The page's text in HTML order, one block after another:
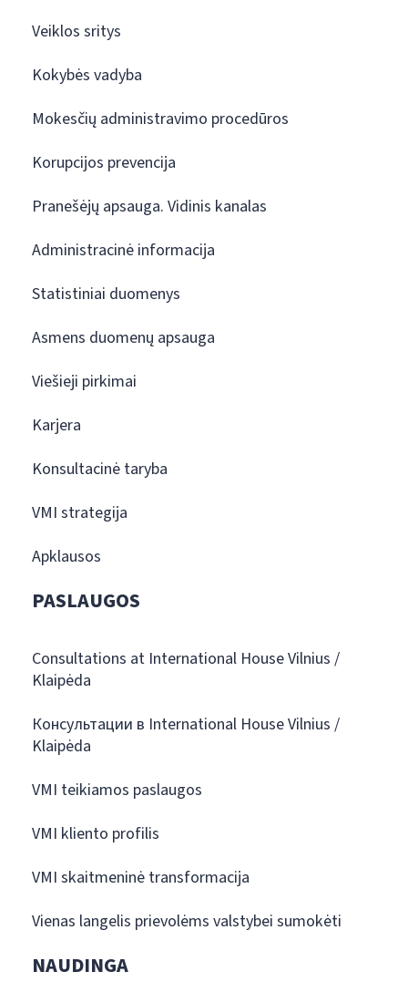
Veiklos sritys
Kokybės vadyba
Mokesčių administravimo procedūros
Korupcijos prevencija
Pranešėjų apsauga. Vidinis kanalas
Administracinė informacija
Statistiniai duomenys
Asmens duomenų apsauga
Viešieji pirkimai
Karjera
Konsultacinė taryba
VMI strategija
Apklausos
PASLAUGOS
Consultations at International House Vilnius /
Klaipėda
Консультации в International House Vilnius /
Klaipėda
VMI teikiamos paslaugos
VMI kliento profilis
VMI skaitmeninė transformacija
Vienas langelis prievolėms valstybei sumokėti
NAUDINGA